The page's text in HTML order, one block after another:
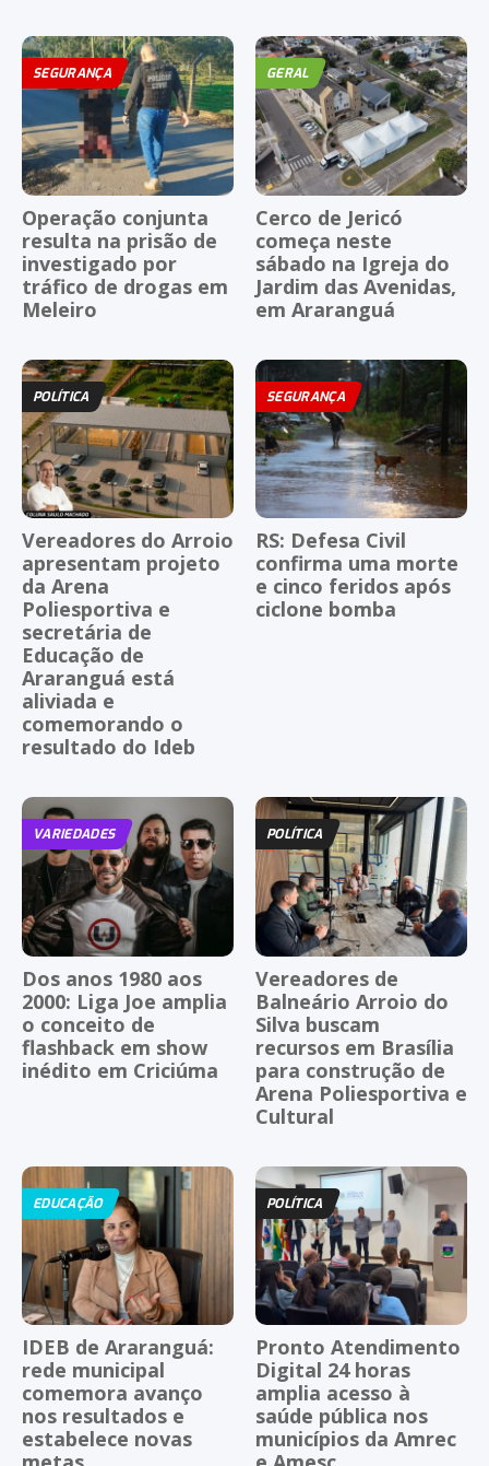
SEGURANÇA
Operação conjunta
resulta na prisão de
investigado por
tráfico de drogas em
Meleiro
GERAL
Cerco de Jericó
começa neste
sábado na Igreja do
Jardim das Avenidas,
em Araranguá
POLÍTICA
Vereadores do Arroio
apresentam projeto
da Arena
Poliesportiva e
secretária de
Educação de
Araranguá está
aliviada e
comemorando o
resultado do Ideb
SEGURANÇA
RS: Defesa Civil
confirma uma morte
e cinco feridos após
ciclone bomba
VARIEDADES
Dos anos 1980 aos
2000: Liga Joe amplia
o conceito de
flashback em show
inédito em Criciúma
POLÍTICA
Vereadores de
Balneário Arroio do
Silva buscam
recursos em Brasília
para construção de
Arena Poliesportiva e
Cultural
EDUCAÇÃO
IDEB de Araranguá:
rede municipal
comemora avanço
nos resultados e
estabelece novas
POLÍTICA
Pronto Atendimento
Digital 24 horas
amplia acesso à
saúde pública nos
municípios da Amrec